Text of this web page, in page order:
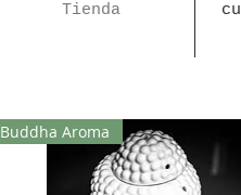
Tienda
Buddha Aroma